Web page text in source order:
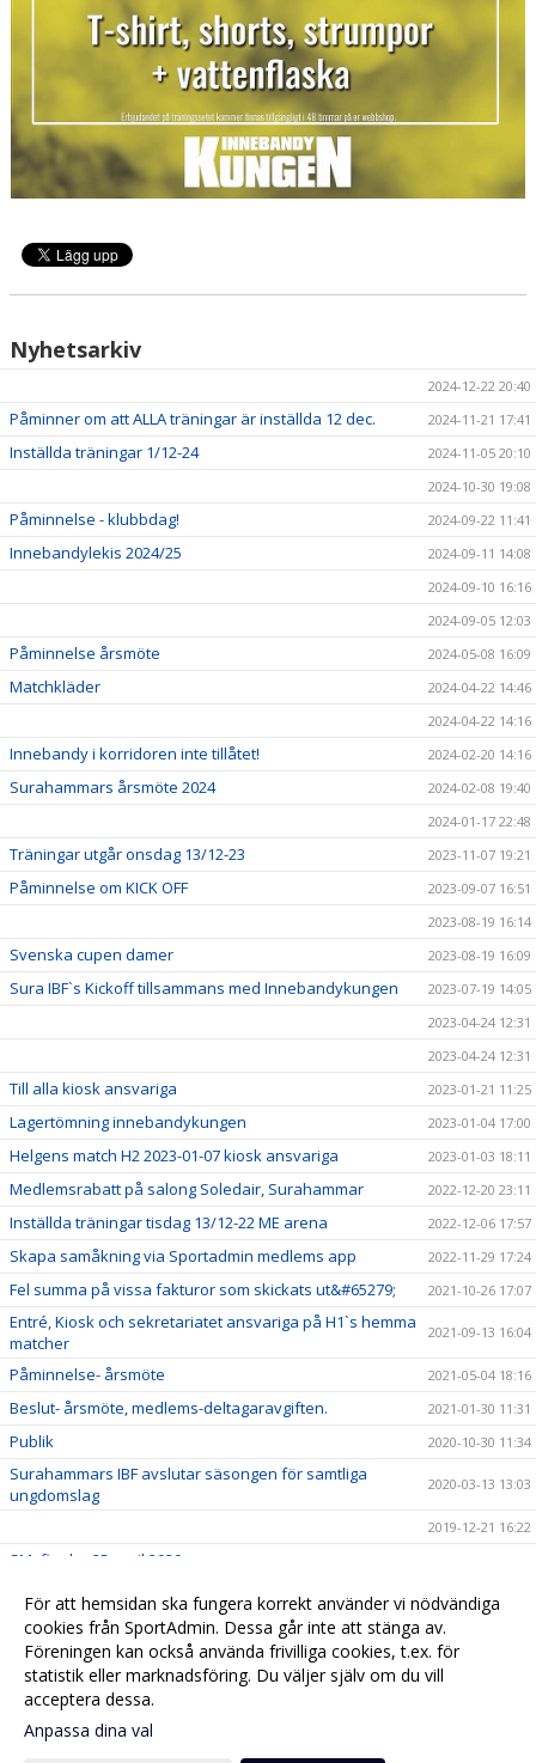
Nyhetsarkiv
2024-12-22 20:40
Påminner om att ALLA träningar är inställda 12 dec. 2024-11-21 17:41
Inställda träningar 1/12-24
2024-11-05 20:10
2024-10-30 19:08
Påminnelse - klubbdag! 2024-09-22 11:41
Innebandylekis 2024/25
2024-09-11 14:08
2024-09-10 16:16
2024-09-05 12:03
Påminnelse årsmöte 2024-05-08 16:09
Matchkläder
2024-04-22 14:46
2024-04-22 14:16
Innebandy i korridoren inte tillåtet! 2024-02-20 14:16
Surahammars årsmöte 2024
2024-02-08 19:40
2024-01-17 22:48
Träningar utgår onsdag 13/12-23 2023-11-07 19:21
Påminnelse om KICK OFF
2023-09-07 16:51
2023-08-19 16:14
Svenska cupen damer 2023-08-19 16:09
Sura IBF`s Kickoff tillsammans med Innebandykungen
2023-07-19 14:05
2023-04-24 12:31
2023-04-24 12:31
Till alla kiosk ansvariga 2023-01-21 11:25
Lagertömning innebandykungen 2023-01-04 17:00
Helgens match H2 2023-01-07 kiosk ansvariga 2023-01-03 18:11
Medlemsrabatt på salong Soledair, Surahammar 2022-12-20 23:11
Inställda träningar tisdag 13/12-22 ME arena 2022-12-06 17:57
Skapa samåkning via Sportadmin medlems app 2022-11-29 17:24
Fel summa på vissa fakturor som skickats ut&#65279; 2021-10-26 17:07
Entré, Kiosk och sekretariatet ansvariga på H1`s hemma
matcher
2021-09-13 16:04
Påminnelse- årsmöte 2021-05-04 18:16
Beslut- årsmöte, medlems-deltagaravgiften. 2021-01-30 11:31
Publik 2020-10-30 11:34
Surahammars IBF avslutar säsongen för samtliga
ungdomslag
2020-03-13 13:03
2019-12-21 16:22
SM- finaler 25 april 2020
Påminnelse 2019-09-11 07:42
Klubbkväll 2019-09-07 11:05
Nya hemsidan 2018-12-17 15:43
För att hemsidan ska fungera korrekt använder vi nödvändiga
cookies från SportAdmin. Dessa går inte att stänga av.
Föreningen kan också använda frivilliga cookies, t.ex. för
statistik eller marknadsföring. Du väljer själv om du vill
acceptera dessa.
Anpassa dina val